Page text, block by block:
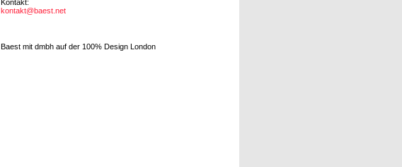
Kontakt:
kontakt@baest.net
Baest mit dmbh auf der 100% Design London